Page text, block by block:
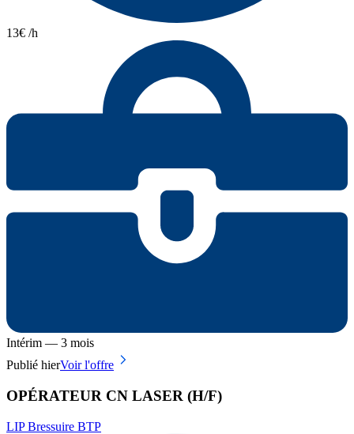
13€ /h
Intérim — 3 mois
Publié hierVoir l'offre
OPÉRATEUR CN LASER (H/F)
LIP Bressuire BTP